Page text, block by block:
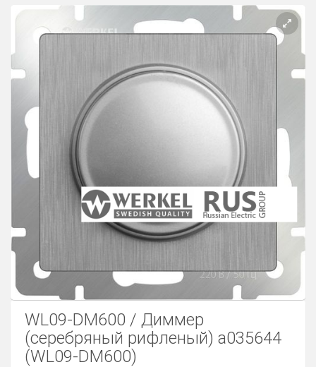
Розетки акустика
Светорегуляторы
Розетки Интернет
WL09-DM600 / Диммер
(серебряный рифленый) a035644
(WL09-DM600)